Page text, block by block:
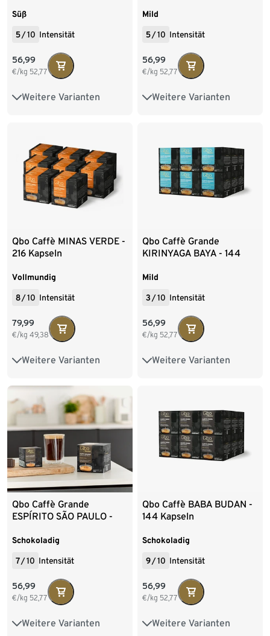
Süß
5/10 Intensität
56,99
€/kg 52,77
Weitere Varianten
8 Kapseln 27 Kapseln
Mild
5/10 Intensität
56,99
€/kg 52,77
Weitere Varianten
8 Kapseln 27 Kapseln
Qbo Caffè MINAS VERDE -
216 Kapseln
Vollmundig
8/10 Intensität
79,99
€/kg 49,38
Weitere Varianten
8 Kapseln 27 Kapseln
144 Kapseln
Qbo Caffè Grande
KIRINYAGA BAYA - 144
Mild
3 /10 Intensität
56,99
€/kg 52,77
Weitere Varianten
8 Kapseln 27 Kapseln
Qbo Caffè Grande
ESPÍRITO SÃO PAULO -
Schokoladig
7/10 Intensität
56,99
€/kg 52,77
Weitere Varianten
8 Kapseln 27 Kapseln
Qbo Caffè BABA BUDAN -
144 Kapseln
Schokoladig
9/10 Intensität
56,99
€/kg 52,77
Weitere Varianten
8 Kapseln 27 Kapseln